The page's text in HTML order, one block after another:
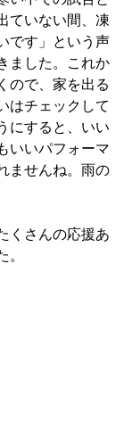
ていない間、凍
です」という声
ました。これか
ので、家を出る
はチェックして
にすると、いい
いいパフォーマ
ませんね。雨の
くさんの応援あ